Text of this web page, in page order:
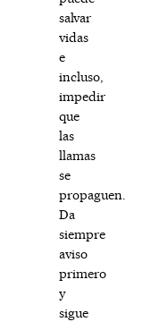
salvar
vidas
e
incluso,
impedir
que
las
llamas
se
propaguen.
Da
siempre
aviso
primero
y
sigue